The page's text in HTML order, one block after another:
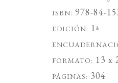
ISBN: 978-84-
EDICIÓN: 1ª
FORMATO: 13 x
PÁGINAS: 304